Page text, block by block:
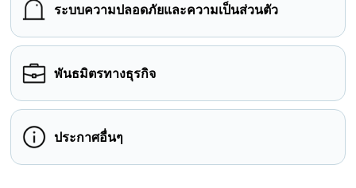
ระบบความปลอดภัยและความเป็นส่วนตัว
พันธมิตรทางธุรกิจ
ประกาศอื่นๆ